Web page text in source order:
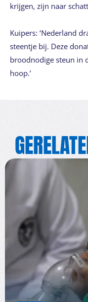
krijgen, zijn naar
Kuipers: ‘Nederland
steentje bij. Deze
broodnodige steun in
hoop.’